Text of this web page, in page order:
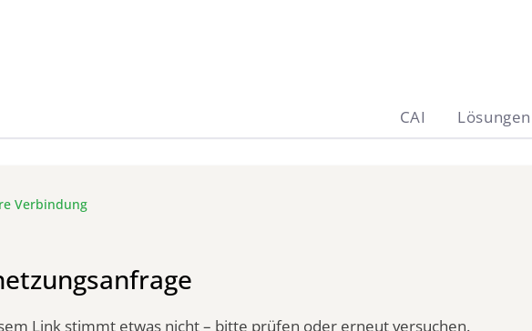
CAI Lösungen
Verbindung
Link stimmt etwas nicht – bitte prüfen oder erneut versuchen.